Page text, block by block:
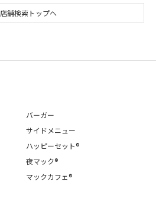
店舗検索トップへ
バーガー
サイドメニュー
ハッピーセット®
夜マック®
マックカフェ®